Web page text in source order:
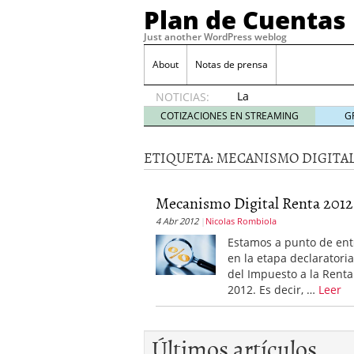
Plan de Cuentas
Just another WordPress weblog
About Notas de prensa
NOTICIAS:
La
elección
del
seguro
es tuya
17, 2015
Ventajas de las Tarjetas
Aportes de capital junio
¿Qué es el análisis
¿Quién debe firmar un
COTIZACIONES EN STREAMING
ETIQUETA: MECANISMO
Mecanismo Digital Renta 2012
4 Abr 2012 Nicolas Rombiola
Estamos a punto de
en la etapa declaratoria
del Impuesto a la Renta
2012. Es decir, … Leer